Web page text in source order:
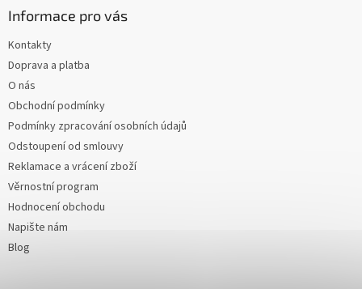
Informace pro vás
Kontakty
Doprava a platba
O nás
Obchodní podmínky
Podmínky zpracování osobních údajů
Odstoupení od smlouvy
Reklamace a vrácení zboží
Věrnostní program
Hodnocení obchodu
Napište nám
Blog